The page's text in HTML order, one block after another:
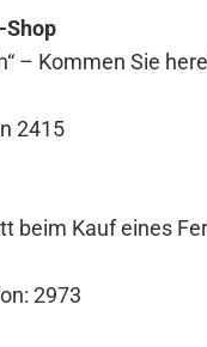
Shop
– Kommen Sie
2415
beim Kauf eines
2973